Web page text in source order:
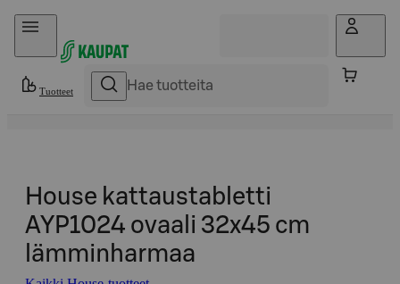
Hyppää sisältöön
Tuotteet
House kattaustabletti
AYP1024 ovaali 32x45 cm
lämminharmaa